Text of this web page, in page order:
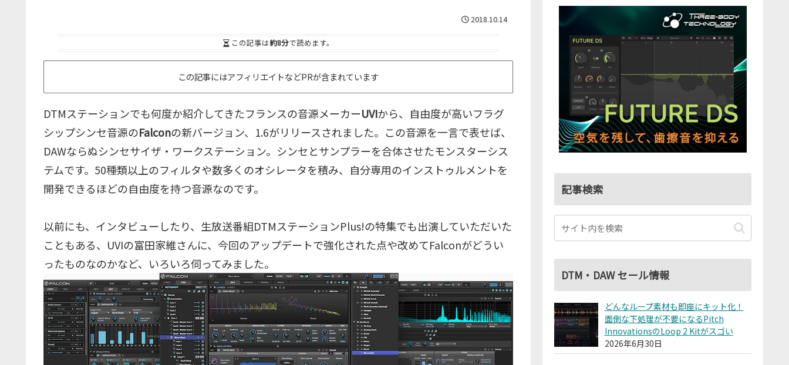
2018.10.14
この記事は約8分で読めます。
この記事にはアフィリエイトなどPRが含まれています
DTMステーションでも何度か紹介してきたフランスの音源メーカーUVIから、自由度が高いフラグ
シップシンセ音源のFalconの新バージョン、1.6がリリースされました。この音源を一言で表せば、
DAWならぬシンセサイザ・ワークステーション。シンセとサンプラーを合体させたモンスターシス
テムです。50種類以上のフィルタや数多くのオシレータを積み、自分専用のインストゥルメントを
開発できるほどの自由度を持つ音源なのです。
以前にも、インタビューしたり、生放送番組DTMステーションPlus!の特集でも出演していただいた
こともある、UVIの富田家維さんに、今回のアップデートで強化された点や改めてFalconがどうい
ったものなのかなど、いろいろ伺ってみました。
記事検索
DTM・DAW セール情報
どんなループ素材も即座にキット化！
面倒な下処理が不要になるPitch
InnovationsのLoop 2 Kitがスゴい
2026年6月30日